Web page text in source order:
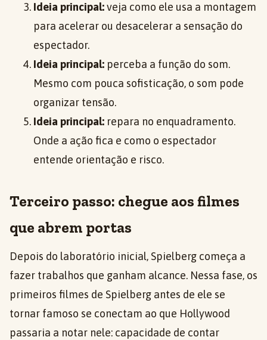
Ideia principal:veja como ele usa a montagem
para acelerar ou desacelerar a sensação do
espectador.
Ideia principal: perceba a função do som.
Mesmo com pouca sofisticação, o som pode
organizar tensão.
Ideia principal: repara no enquadramento.
Onde a ação fica e como o espectador
entende orientação e risco.
Terceiro passo: chegue aos filmes
que abrem portas
Depois do laboratório inicial, Spielberg começa a
fazer trabalhos que ganham alcance. Nessa fase, os
primeiros filmes de Spielberg antes de ele se
tornar famoso se conectam ao que Hollywood
passaria a notar nele: capacidade de contar